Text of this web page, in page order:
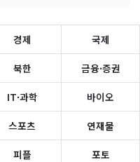
경제 국제
북한 금융·증권
IT·과학 바이오
스포츠 연재물
피플 포토